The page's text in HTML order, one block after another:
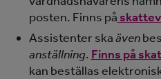
posten. Finns på
Assistenter skaäven
anställning. Finns på
kan beställas